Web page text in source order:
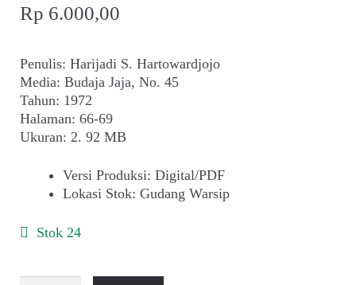
Rp 6.000,00
Penulis: Harijadi S. Hartowardjojo
Media: Budaja Jaja, No. 45
Tahun: 1972
Halaman: 66-69
Ukuran: 2. 92 MB
Versi Produksi: Digital/PDF
Lokasi Stok: Gudang Warsip
Stok 24